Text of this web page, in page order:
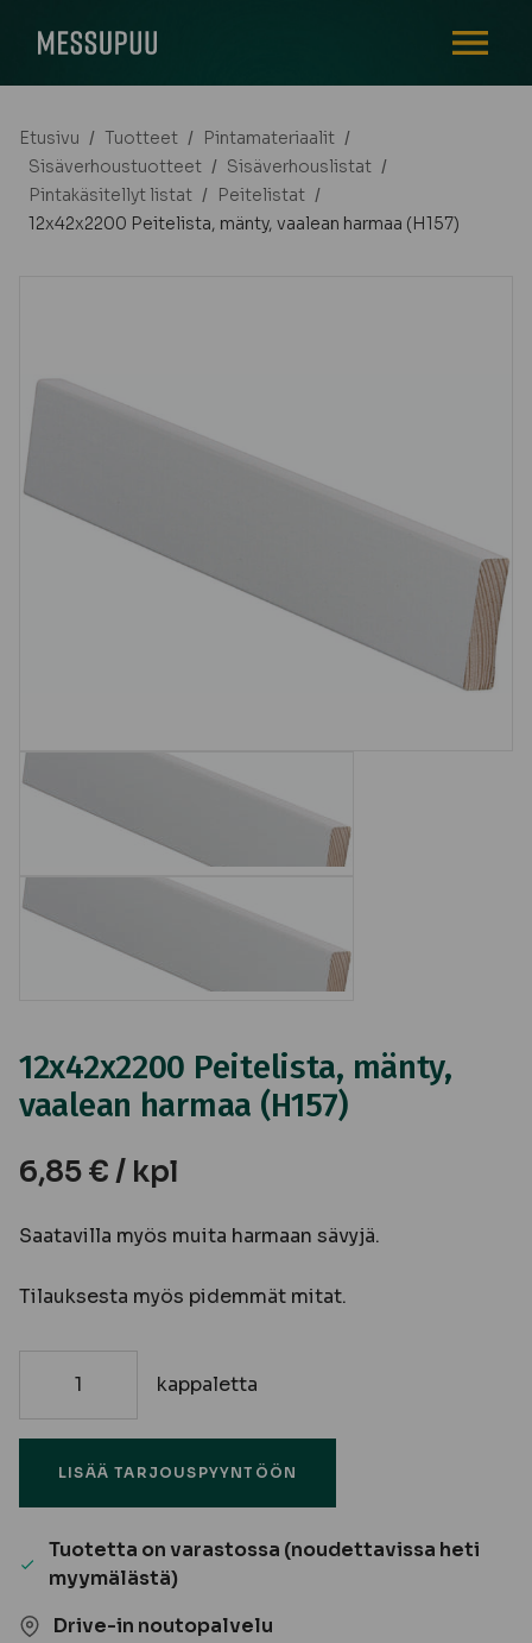
Etusivu / Tuotteet / Pintamateriaalit /
Sisäverhoustuotteet / Sisäverhouslistat /
Pintakäsitellyt listat / Peitelistat /
12x42x2200 Peitelista, mänty, vaalean harmaa (H157)
12x42x2200 Peitelista, mänty,
vaalean harmaa (H157)
6,85 € / kpl
Saatavilla myös muita harmaan sävyjä.
Tilauksesta myös pidemmät mitat.
12x42x2200
vaalean
harmaa
(H157)
määrä
kappaletta
LISÄÄ TARJOUSPYYNTÖÖN
Tuotetta on varastossa (noudettavissa heti
myymälästä)
Drive-in noutopalvelu